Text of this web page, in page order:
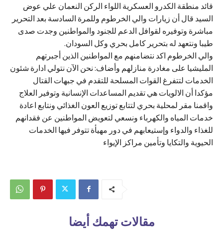
قائد منطقة الكدرو العسكرية اللواء الركن النعمان علي عوض
السيد قال أن زيارات والي الخرطوم وللمرة السادسة بعد التحرير
مباشرة وتوفيره لقوافل الدعم للجنود والمواطنين وجدت صدى
طيبا ونتعهد له بتحرير كامل بحري وكل السودان.
والي الخرطوم اكد نتضامنهم مع المواطنين الذين أجبرتهم
المليشيا على مغادرة منازلهم وأضاف: نحن الآن نتولي ادارة شئون
الخدمات لتتفرغ القوات المسلحة للتقدم في جبهات القتال
مؤكدا أن الالويات هي تقديم المساعدات الإنسانية وتوفير العلاج
واقمنا مقر لمحلية بحري لتتابع توزيع العون الغذائي ونتابع اعادة
خدمات المياه والكهرباء ونسعي لتعويض المواطنين عن فقدانهم
للغذاء والدواء وإستيعابهم في دور مهيأة تتوفر فيها الخدمات
الحيوية والتكايا وتأمين مراكز الإيواء
مقالات تهمك أيضا